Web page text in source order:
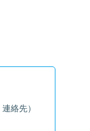
絡先）